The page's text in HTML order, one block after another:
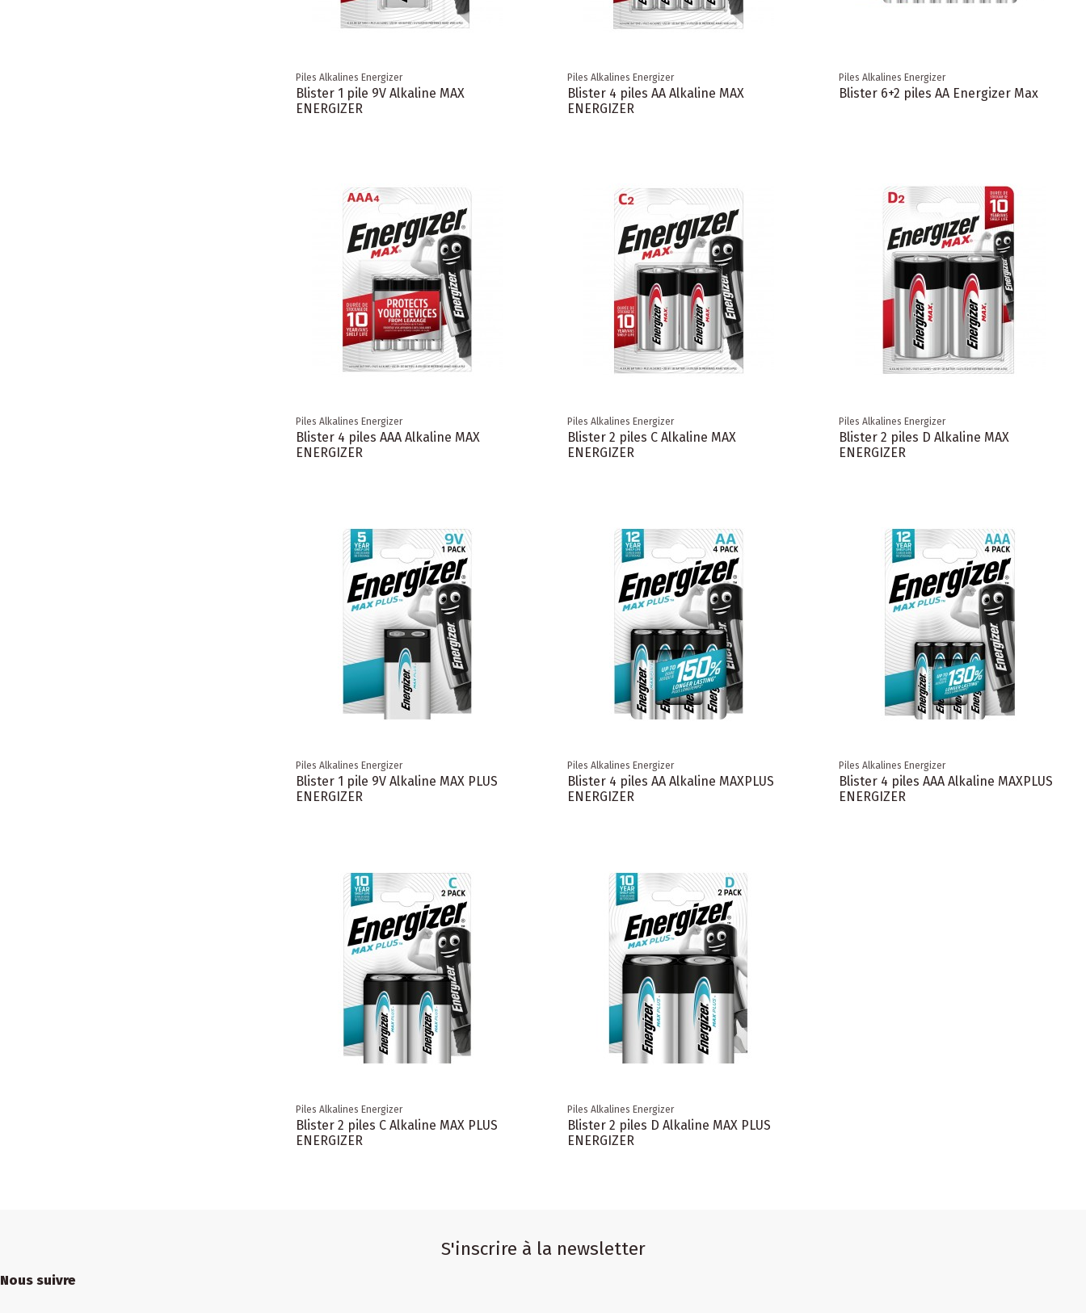
Piles Alkalines Energizer
Blister 1 pile 9V Alkaline MAX
ENERGIZER
Piles Alkalines Energizer
Blister 4 piles AA Alkaline MAX
ENERGIZER
Piles Alkalines Energizer
Blister 6+2 piles AA Energizer Max
Piles Alkalines Energizer
Blister 4 piles AAA Alkaline MAX
ENERGIZER
Piles Alkalines Energizer
Blister 2 piles C Alkaline MAX
ENERGIZER
Piles Alkalines Energizer
Blister 2 piles D Alkaline MAX
ENERGIZER
Piles Alkalines Energizer
Blister 1 pile 9V Alkaline MAX PLUS
ENERGIZER
Piles Alkalines Energizer
Blister 4 piles AA Alkaline MAXPLUS
ENERGIZER
Piles Alkalines Energizer
Blister 4 piles AAA Alkaline MAXPLUS
ENERGIZER
Piles Alkalines Energizer
Blister 2 piles C Alkaline MAX PLUS
ENERGIZER
Piles Alkalines Energizer
Blister 2 piles D Alkaline MAX PLUS
ENERGIZER
S'inscrire à la newsletter
Nous suivre